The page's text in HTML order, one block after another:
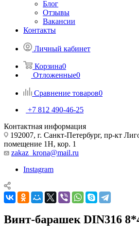
Блог
Отзывы
Вакансии
Контакты
Личный кабинет
Корзина0
Отложенные0
Сравнение товаров0
+7 812 490-46-25
Контактная информация
192007, г. Санкт-Петербург, пр-кт
помещение 1Н, кор. 1
zakaz_krona@mail.ru
Instagram
Винт-барашек DIN316